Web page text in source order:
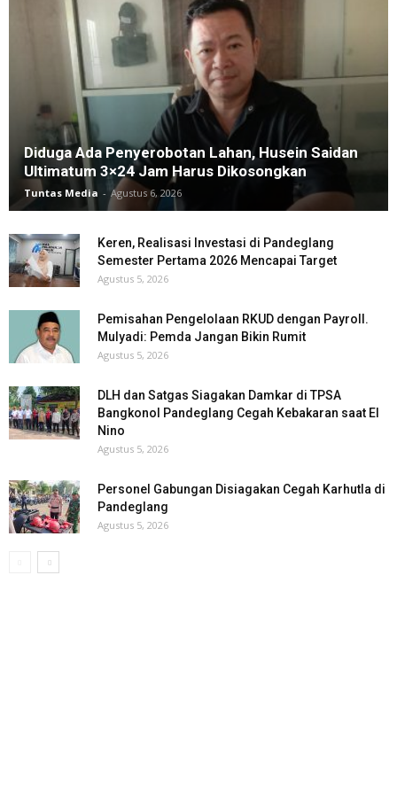
Diduga Ada Penyerobotan Lahan, Husein Saidan
Ultimatum 3×24 Jam Harus Dikosongkan
Tuntas Media - Agustus 6, 2026
Keren, Realisasi Investasi di Pandeglang
Semester Pertama 2026 Mencapai Target
Agustus 5, 2026
Pemisahan Pengelolaan RKUD dengan Payroll.
Mulyadi: Pemda Jangan Bikin Rumit
Agustus 5, 2026
DLH dan Satgas Siagakan Damkar di TPSA
Bangkonol Pandeglang Cegah Kebakaran saat El
Nino
Agustus 5, 2026
Personel Gabungan Disiagakan Cegah Karhutla di
Pandeglang
Agustus 5, 2026